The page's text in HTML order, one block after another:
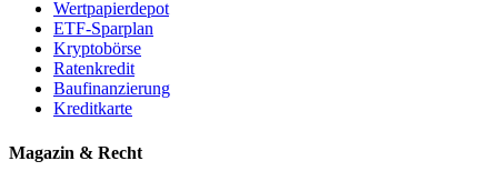
Wertpapierdepot
ETF-Sparplan
Kryptobörse
Ratenkredit
Baufinanzierung
Kreditkarte
Magazin & Recht